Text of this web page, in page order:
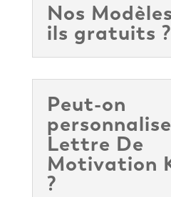
Nos
ils gratuits ?
Peut-on
Lettre De
Motivation
?